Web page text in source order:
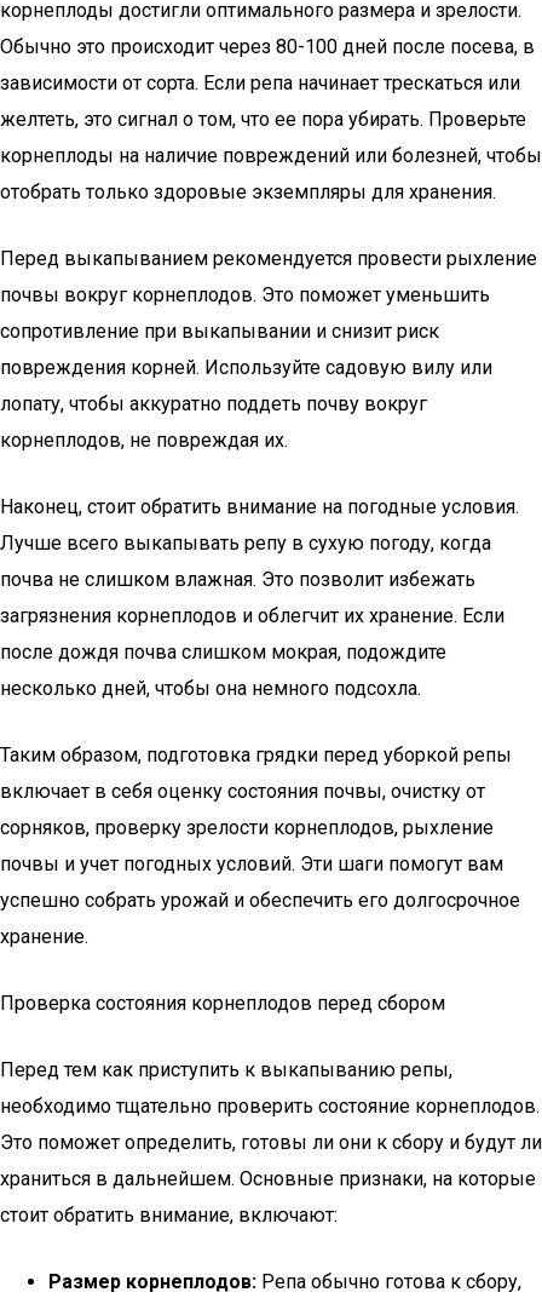
корнеплоды достигли оптимального размера и зрелости.
Обычно это происходит через 80-100 дней после посева, в
зависимости от сорта. Если репа начинает трескаться или
желтеть, это сигнал о том, что ее пора убирать. Проверьте
корнеплоды на наличие повреждений или болезней, чтобы
отобрать только здоровые экземпляры для хранения.
Перед выкапыванием рекомендуется провести рыхление
почвы вокруг корнеплодов. Это поможет уменьшить
сопротивление при выкапывании и снизит риск
повреждения корней. Используйте садовую вилу или
лопату, чтобы аккуратно поддеть почву вокруг
корнеплодов, не повреждая их.
Наконец, стоит обратить внимание на погодные условия.
Лучше всего выкапывать репу в сухую погоду, когда
почва не слишком влажная. Это позволит избежать
загрязнения корнеплодов и облегчит их хранение. Если
после дождя почва слишком мокрая, подождите
несколько дней, чтобы она немного подсохла.
Таким образом, подготовка грядки перед уборкой репы
включает в себя оценку состояния почвы, очистку от
сорняков, проверку зрелости корнеплодов, рыхление
почвы и учет погодных условий. Эти шаги помогут вам
успешно собрать урожай и обеспечить его долгосрочное
хранение.
Проверка состояния корнеплодов перед сбором
Перед тем как приступить к выкапыванию репы,
необходимо тщательно проверить состояние корнеплодов.
Это поможет определить, готовы ли они к сбору и будут ли
храниться в дальнейшем. Основные признаки, на которые
стоит обратить внимание, включают:
Размер корнеплодов: Репа обычно готова к сбору,